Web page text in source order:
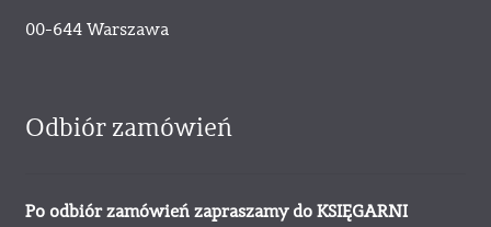
00-644 Warszawa
Odbiór zamówień
Po odbiór zamówień zapraszamy do KSIĘGARNI